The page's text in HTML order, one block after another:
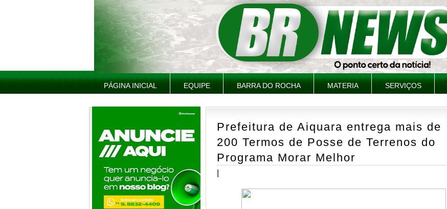
PÁGINA INICIAL EQUIPE BARRA DO ROCHA MATERIA SERVIÇOS
Prefeitura de Aiquara entrega mais de
200 Termos de Posse de Terrenos do
Programa Morar Melhor